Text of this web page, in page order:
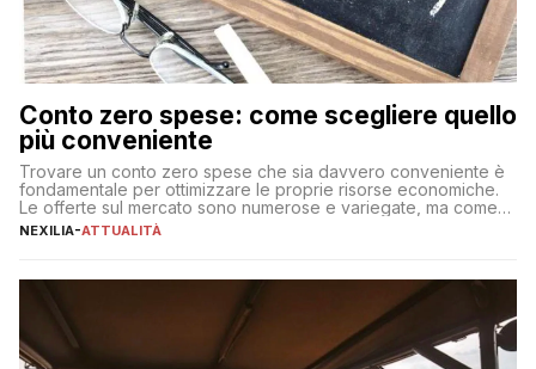
Conto zero spese: come scegliere quello
più conveniente
Trovare un conto zero spese che sia davvero conveniente è
fondamentale per ottimizzare le proprie risorse economiche.
Le offerte sul mercato sono numerose e variegate, ma come
individuare quella più adatta alle proprie esigenze senza
sul […]
NEXILIA-ATTUALITÀ